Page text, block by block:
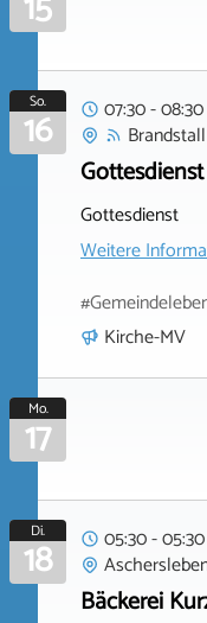
So.
16
07:30 -
Brandstall
Gottesdienst
Gottesdienst
Weitere
Kirche-MV
Mo.
17
Di.
18
05:30 -
Bäckerei